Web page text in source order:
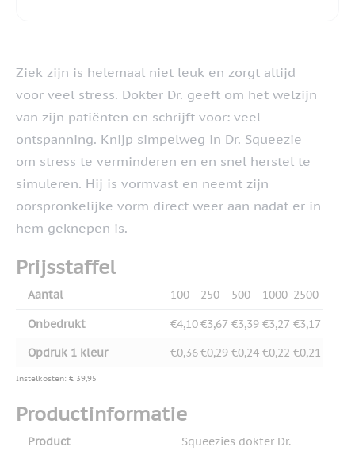
Ziek zijn is helemaal niet leuk en zorgt altijd
voor veel stress. Dokter Dr. geeft om het welzijn
van zijn patiënten en schrijft voor: veel
ontspanning. Knijp simpelweg in Dr. Squeezie
om stress te verminderen en en snel herstel te
simuleren. Hij is vormvast en neemt zijn
oorspronkelijke vorm direct weer aan nadat er in
hem geknepen is.
Prijsstaffel
Aantal 100 250 500 1000 2500
Onbedrukt €4,10€3,67 €3,39 €3,27 €3,17
Opdruk 1 kleur
€0,36€0,29 €0,24 €0,22 €0,21
Instelkosten: € 39,95
Productinformatie
Product
Squeezies dokter Dr.